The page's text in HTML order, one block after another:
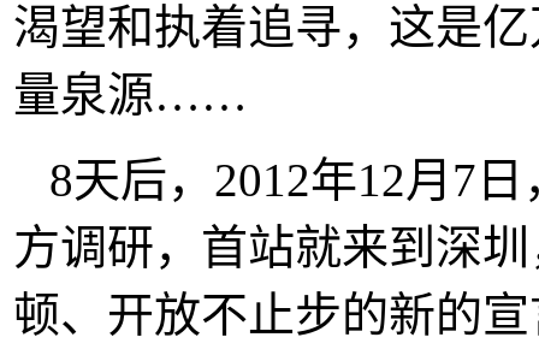
渴望和执着追寻，这是
量泉源……
8天后，2012年12月7
方调研，首站就来到深
顿、开放不止步的新的